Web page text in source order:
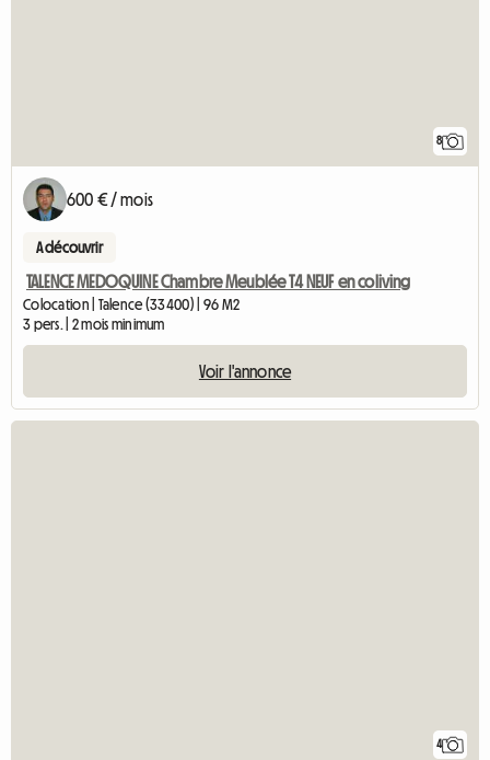
8
600 € / mois
A découvrir
TALENCE MEDOQUINE Chambre Meublée T4 NEUF en coliving
Colocation | Talence (33400) | 96 M2
3 pers. | 2 mois minimum
Voir l'annonce
4